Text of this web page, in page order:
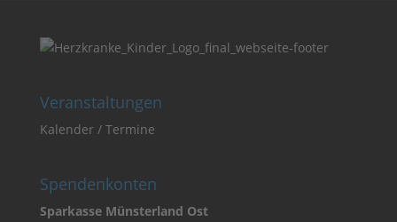
Veranstaltungen
Kalender / Termine
Spendenkonten
Sparkasse Münsterland Ost